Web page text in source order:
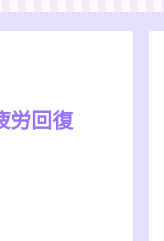
労回復